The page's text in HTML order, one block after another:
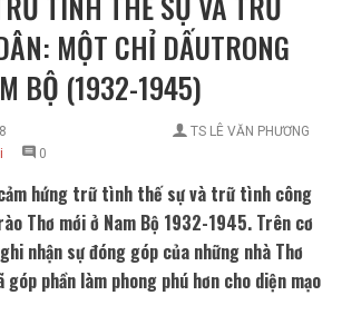
MỘT CHỈ DẤUTRONG
BỘ (1932-1945)
TS LÊ VĂN PHƯƠNG
0
hứng trữ tình thế sự và trữ tình công
Thơ mới ở Nam Bộ 1932-1945. Trên cơ
nhận sự đóng góp của những nhà Thơ
góp phần làm phong phú hơn cho diện mạo